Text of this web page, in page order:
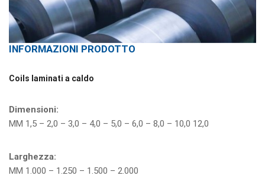
INFORMAZIONI PRODOTTO
Coils laminati a caldo
Dimensioni:
MM 1,5 – 2,0 – 3,0 – 4,0 – 5,0 – 6,0 – 8,0 – 10,0 12,0
Larghezza:
MM 1.000 – 1.250 – 1.500 – 2.000